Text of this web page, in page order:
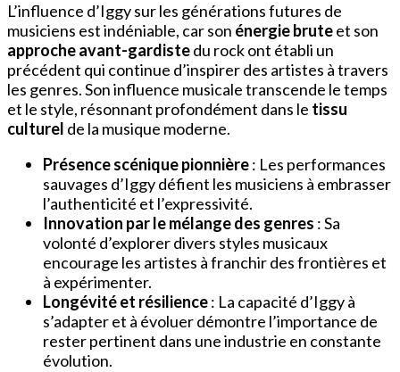
L’influence d’Iggy sur les générations futures de
musiciens est indéniable, car son énergie bruteet son
approche avant-gardistedu rock ont établi un
précédent qui continue d’inspirer des artistes à travers
les genres. Son influence musicale transcende le temps
et le style, résonnant profondément dans le tissu
culturel de la musique moderne.
Présence scénique pionnière: Les performances
sauvages d’Iggy défient les musiciens à embrasser
l’authenticité et l’expressivité.
Innovation par le mélange des genres : Sa
volonté d’explorer divers styles musicaux
encourage les artistes à franchir des frontières et
à expérimenter.
Longévité et résilience: La capacité d’Iggy à
s’adapter et à évoluer démontre l’importance de
rester pertinent dans une industrie en constante
évolution.